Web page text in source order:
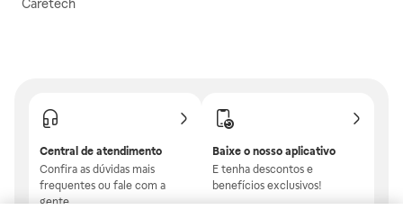
Caretech
Central de atendimento
Confira as dúvidas mais
frequentes ou fale com a
gente.
Baixe o nosso aplicativo
E tenha descontos e
benefícios exclusivos!